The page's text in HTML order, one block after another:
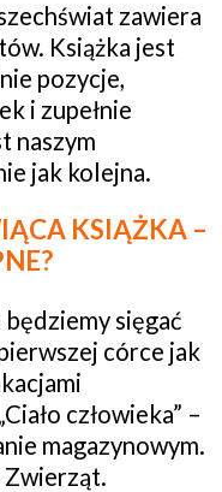
zawiera
Książka jest
pozycje,
i zupełnie
naszym
jak kolejna.
KSIĄŻKA –
sięgać
córce jak
człowieka” –
magazynowym.
Zwierząt.